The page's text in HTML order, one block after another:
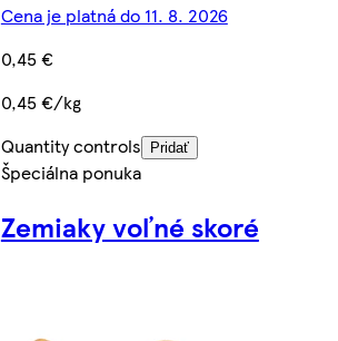
Cena je platná do 11. 8. 2026
0,45 €
0,45 €/kg
Quantity controls
Pridať
Špeciálna ponuka
Zemiaky voľné skoré